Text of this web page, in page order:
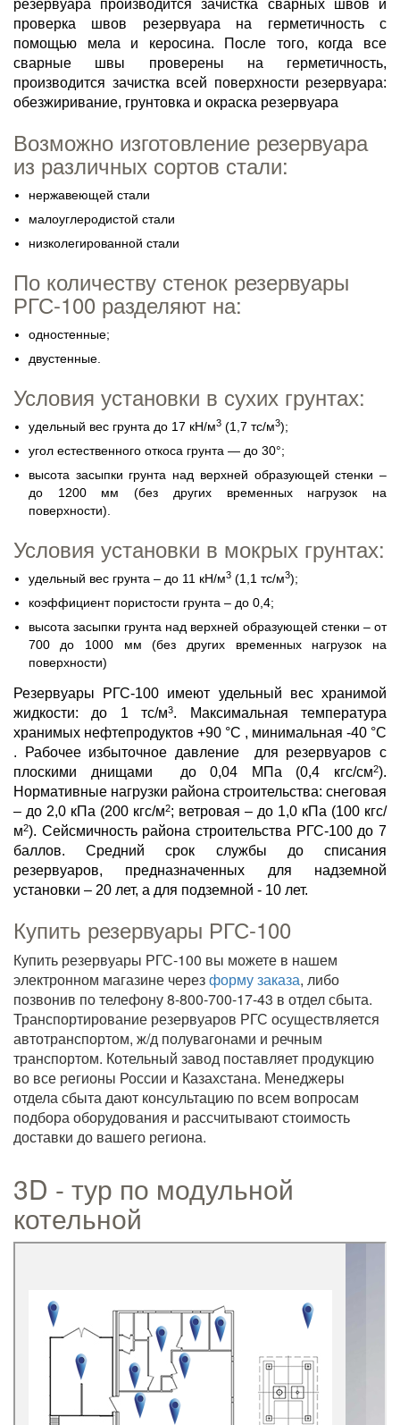
резервуара производится зачистка сварных швов и
проверка швов резервуара на герметичность с
помощью мела и керосина. После того, когда все
сварные швы проверены на герметичность,
производится зачистка всей поверхности резервуара:
обезжиривание, грунтовка и окраска резервуара
Возможно изготовление резервуара
из различных сортов стали:
нержавеющей стали
малоуглеродистой стали
низколегированной стали
По количеству стенок резервуары
РГС-100 разделяют на:
одностенные;
двустенные.
Условия установки в сухих грунтах:
удельный вес грунта до 17 кН/м3(1,7 тс/м3);
угол естественного откоса грунта — до 30°;
высота засыпки грунта над верхней образующей стенки –
до 1200 мм (без других временных нагрузок на
поверхности).
Условия установки в мокрых грунтах:
удельный вес грунта – до 11 кН/м3(1,1 тс/м3);
коэффициент пористости грунта – до 0,4;
высота засыпки грунта над верхней образующей стенки – от
700 до 1000 мм (без других временных нагрузок на
поверхности)
Резервуары РГС-100 имеют удельный вес хранимой
жидкости: до 1 тс/м3. Максимальная температура
хранимых нефтепродуктов +90 °С , минимальная -40 °С
. Рабочее избыточное давление для резервуаров с
плоскими днищами до 0,04 МПа (0,4 кгс/см2).
Нормативные нагрузки района строительства: снеговая
– до 2,0 кПа (200 кгс/м2; ветровая – до 1,0 кПа (100 кгс/
м2). Сейсмичность района строительства РГС-100 до 7
баллов. Средний срок службы до списания
резервуаров, предназначенных для надземной
установки – 20 лет, а для подземной - 10 лет.
Купить резервуары РГС-100
Купить резервуары РГС-100 вы можете в нашем
электронном магазине черезформу заказа, либо
позвонив по телефону 8-800-700-17-43 в отдел сбыта.
Транспортирование резервуаров РГС осуществляется
автотранспортом, ж/д полувагонами и речным
транспортом. Котельный завод поставляет продукцию
во все регионы России и Казахстана. Менеджеры
отдела сбыта дают консультацию по всем вопросам
подбора оборудования и рассчитывают стоимость
доставки до вашего региона.
3D - тур по модульной
котельной